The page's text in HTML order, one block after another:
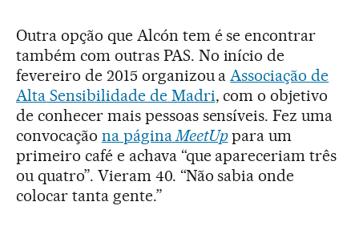
Outra opção que Alcón tem é se encontrar
também com outras PAS. No início de
fevereiro de 2015 organizou aAssociação de
Alta Sensibilidade de Madri, com o objetivo
de conhecer mais pessoas sensíveis. Fez uma
convocação na páginaMeetUppara um
primeiro café e achava “que apareceriam três
ou quatro”. Vieram 40. “Não sabia onde
colocar tanta gente.”